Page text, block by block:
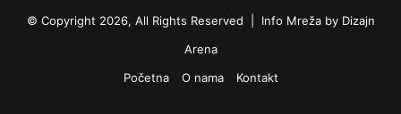
© Copyright 2026, All Rights Reserved | Info Mreža by Dizajn
Arena
Početna
O nama Kontakt